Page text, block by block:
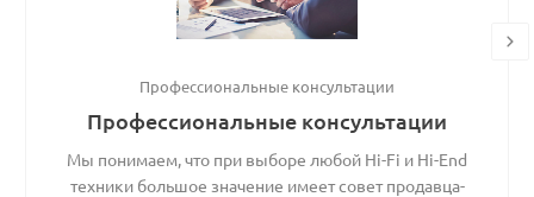
Профессиональные консультации
Профессиональные консультации
Мы понимаем, что при выборе любой Hi-Fi и Hi-End
техники большое значение имеет совет продавца-